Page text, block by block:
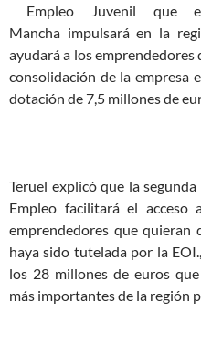
Empleo Juvenil que
Mancha impulsará en la
ayudará a los emprendedores
consolidación de la empresa
dotación de 7,5 millones de
Teruel explicó que la
Empleo facilitará el
emprendedores que quieran
haya sido tutelada por la
los 28 millones de euros
más importantes de la región